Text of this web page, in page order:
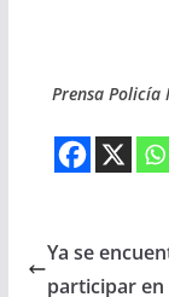
Prensa Policía
Ya se
participar en